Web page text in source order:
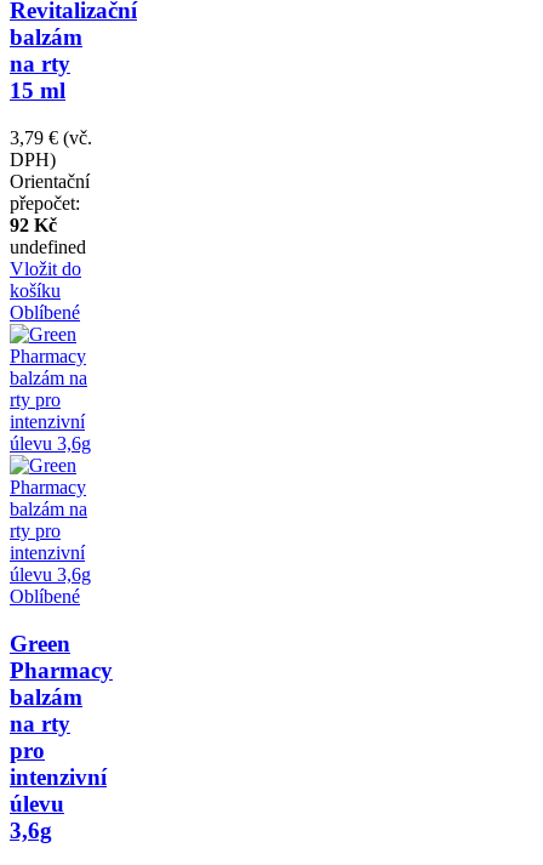
Revitalizační
balzám
na rty
15 ml
3,79 € (vč.
DPH)
Orientační
přepočet:
92 Kč
undefined
Vložit do
košíku
Oblíbené
Oblíbené
Green
Pharmacy
balzám
na rty
pro
intenzivní
úlevu
3,6g